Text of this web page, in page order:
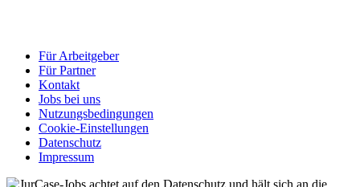
Für Arbeitgeber
Für Partner
Kontakt
Jobs bei uns
Nutzungsbedingungen
Cookie-Einstellungen
Datenschutz
Impressum